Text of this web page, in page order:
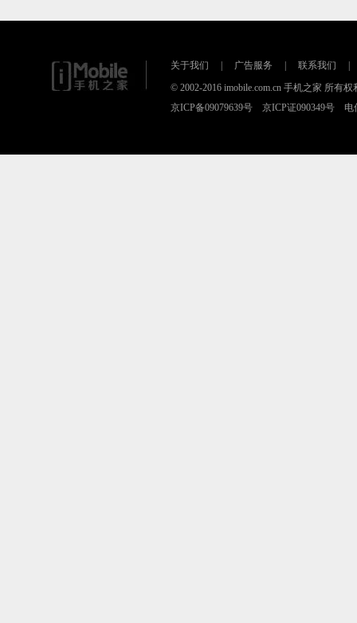
关于我们 广告服务 联系我们
© 2002-2016 imobile.com.cn 手机之家 所有
京ICP备09079639号 京ICP证090349号 电